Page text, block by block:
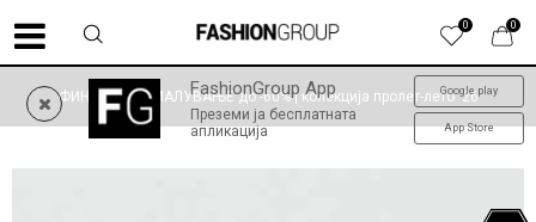
0
0
FashionGroup App
Преземи ја бесплатната
апликација
Google play
App Store
ФИНАЛНО НАМАЛУВАЊЕ до -60% | колекција пролет-лето '26